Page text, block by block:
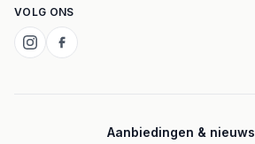
VOLG ONS
Aanbiedingen & nieuws